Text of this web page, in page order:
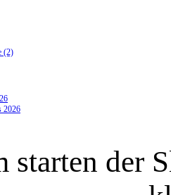
(2)
2026
starten der